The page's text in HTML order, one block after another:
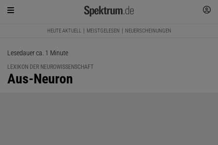
HEUTE AKTUELL MEISTGELESEN NEUERSCHEINUNGEN
Lesedauer ca. 1 Minute
LEXIKON DER NEUROWISSENSCHAFT
:
Aus-Neuron